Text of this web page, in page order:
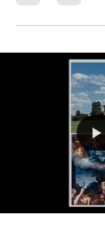
Lc 12, 49-53
tempo, Gesù